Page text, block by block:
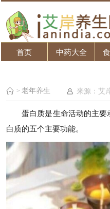
首页 中药大全
> 老年养生 来源：艾
蛋白质是生命活动的主
白质的五个主要功能。